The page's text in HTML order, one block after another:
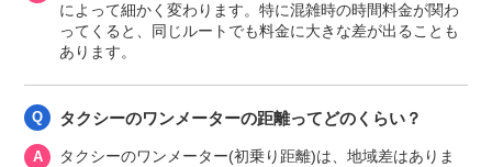
によって細かく変わります。特に混雑時の時間料金が関わ
ってくると、同じルートでも料金に大きな差が出ることも
あります。
タクシーのワンメーターの距離ってどのくらい？
タクシーのワンメーター(初乗り距離)は、地域差はありま